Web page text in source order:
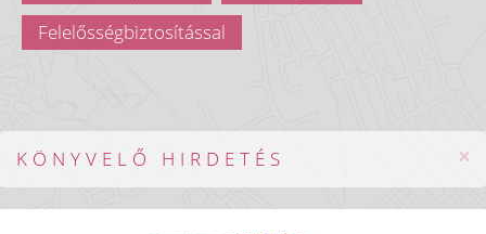
Felelősségbiztosítással
×
KÖNYVELŐ HIRDETÉS